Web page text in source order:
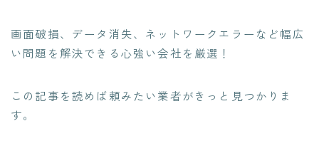
画面破損、データ消失、ネットワークエラーなど幅広
い問題を解決できる心強い会社を厳選！
この記事を読めば頼みたい業者がきっと見つかりま
す。